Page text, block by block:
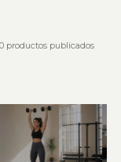
0 productos publicados